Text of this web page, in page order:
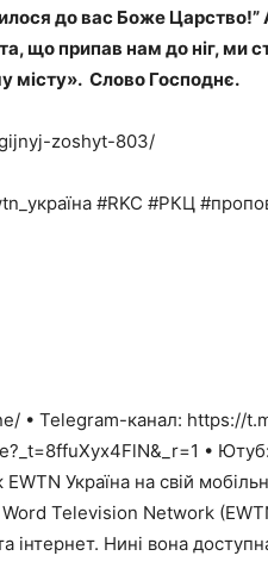
до вас Боже Царство!”
що припав нам до ніг,
місту». Слово Господнє.
zoshyt-803/
#RKC #РКЦ
• Telegram-канал: https://
• Ютуб:
Україна на свій
Television Network
Нині вона